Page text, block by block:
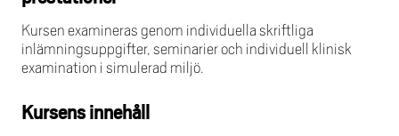
Kursen examineras genom individuella skriftliga
inlämningsuppgifter, seminarier och individuell klinisk
examination i simulerad miljö.
Kursens innehåll